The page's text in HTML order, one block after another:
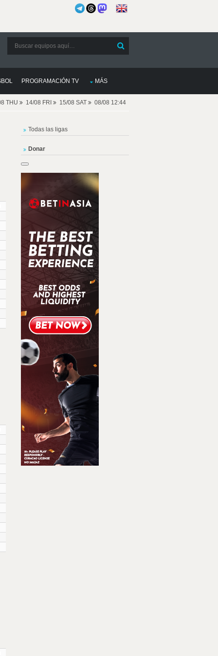
PROGRAMACIÓN TV MÁS
THU 14/08 FRI 15/08 SAT 08/08 12:44
Todas las ligas
Donar